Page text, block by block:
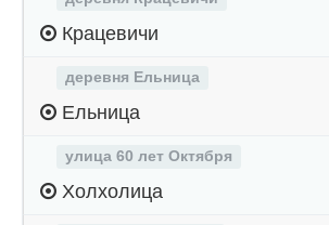
Крацевичи
деревня Ельница
Ельница
улица 60 лет Октября
Холхолица